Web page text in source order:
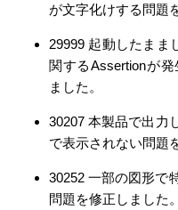
が文字化けする問題
29999 起動したまま
関するAssertionが
ました。
30207 本製品で出力
で表示されない問題
30252 一部の図形で
問題を修正しました。